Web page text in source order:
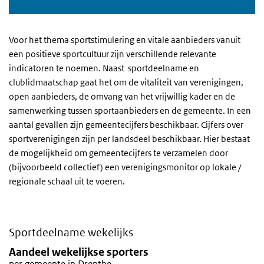
Voor het thema sportstimulering en vitale aanbieders vanuit
een positieve sportcultuur zijn verschillende relevante
indicatoren te noemen. Naast sportdeelname en
clublidmaatschap gaat het om de vitaliteit van verenigingen,
open aanbieders, de omvang van het vrijwillig kader en de
samenwerking tussen sportaanbieders en de gemeente. In een
aantal gevallen zijn gemeentecijfers beschikbaar. Cijfers over
sportverenigingen zijn per landsdeel beschikbaar. Hier bestaat
de mogelijkheid om gemeentecijfers te verzamelen door
(bijvoorbeeld collectief) een verenigingsmonitor op lokale /
regionale schaal uit te voeren.
Sportdeelname wekelijks
Sla de grafiek 'Aandeel wekelijkse sporters' over en ga naar de
Aandeel wekelijkse sporters
Aandeel wekelijkse sporters